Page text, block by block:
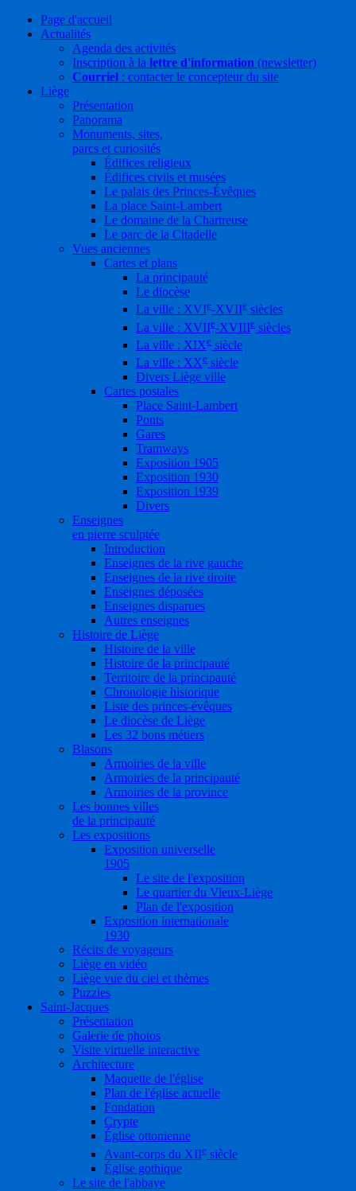
Page d'accueil
Actualités
Agenda des activités
Inscription à la lettre d'information (newsletter)
Courriel : contacter le concepteur du site
Liège
Présentation
Panorama
Monuments, sites,
parcs et curiosités
Édifices religieux
Édifices civils et musées
Le palais des Princes-Évêques
La place Saint-Lambert
Le domaine de la Chartreuse
Le parc de la Citadelle
Vues anciennes
Cartes et plans
La principauté
Le diocèse
La ville : XVIe-XVIIe siècles
La ville : XVIIe-XVIIIe siècles
La ville : XIXe siècle
La ville : XXe siècle
Divers Liège ville
Cartes postales
Place Saint-Lambert
Ponts
Gares
Tramways
Exposition 1905
Exposition 1930
Exposition 1939
Divers
Enseignes
en pierre sculptée
Introduction
Enseignes de la rive gauche
Enseignes de la rive droite
Enseignes déposées
Enseignes disparues
Autres enseignes
Histoire de Liège
Histoire de la ville
Histoire de la principauté
Territoire de la principauté
Chronologie historique
Liste des princes-évêques
Le diocèse de Liège
Les 32 bons métiers
Blasons
Armoiries de la ville
Armoiries de la principauté
Armoiries de la province
Les bonnes villes
de la principauté
Les expositions
Exposition universelle
1905
Le site de l'exposition
Le quartier du Vieux-Liège
Plan de l'exposition
Exposition internationale
1930
Récits de voyageurs
Liège en vidéo
Liège vue du ciel et thèmes
Puzzles
Saint-Jacques
Présentation
Galerie de photos
Visite virtuelle interactive
Architecture
Maquette de l'église
Plan de l'église actuelle
Fondation
Crypte
Église ottonienne
Avant-corps du XIIe siècle
Église gothique
Le site de l'abbaye